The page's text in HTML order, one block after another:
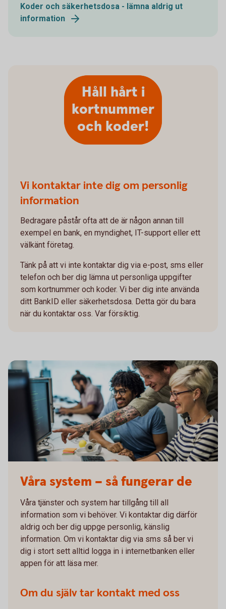
Koder och säkerhetsdosa - lämna aldrig ut
information
Håll hårt i
kortnummer
och koder!
Vi kontaktar inte dig om personlig
information
Bedragare påstår ofta att de är någon annan till
exempel en bank, en myndighet, IT-support eller ett
välkänt företag.
Tänk på att vi inte kontaktar dig via e-post, sms eller
telefon och ber dig lämna ut personliga uppgifter
som kortnummer och koder. Vi ber dig inte använda
ditt BankID eller säkerhetsdosa. Detta gör du bara
när du kontaktar oss. Var försiktig.
Våra system – så fungerar de
Våra tjänster och system har tillgång till all
information som vi behöver. Vi kontaktar dig därför
aldrig och ber dig uppge personlig, känslig
information. Om vi kontaktar dig via sms så ber vi
dig i stort sett alltid logga in i internetbanken eller
appen för att läsa mer.
Om du själv tar kontakt med oss